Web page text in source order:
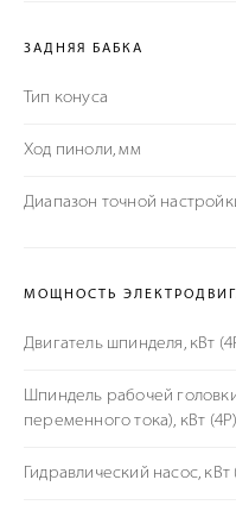
ЗАДНЯЯ БАБКА
Тип конуса
Ход пиноли, мм
Диапазон точной
МОЩНОСТЬ
Двигатель шпинделя, кВт
Шпиндель рабочей
переменного тока), кВт (4P)
Гидравлический насос, кВт